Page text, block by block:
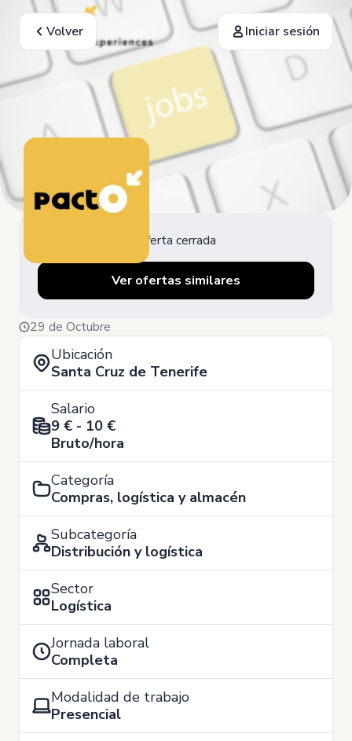
Volver Iniciar sesión
Oferta cerrada
Ver ofertas similares
29 de Octubre
Ubicación
Santa Cruz de Tenerife
Salario
9 € - 10 €
Bruto/hora
Categoría
Compras, logística y almacén
Subcategoría
Distribución y logística
Sector
Logística
Jornada laboral
Completa
Modalidad de trabajo
Presencial